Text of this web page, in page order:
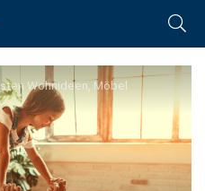
Wohnideen, Möbel